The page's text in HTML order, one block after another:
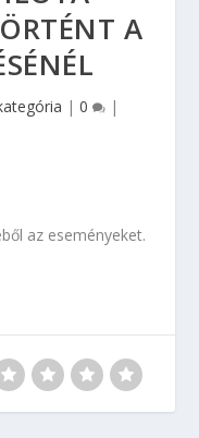
A
| 0 |
az eseményeket.